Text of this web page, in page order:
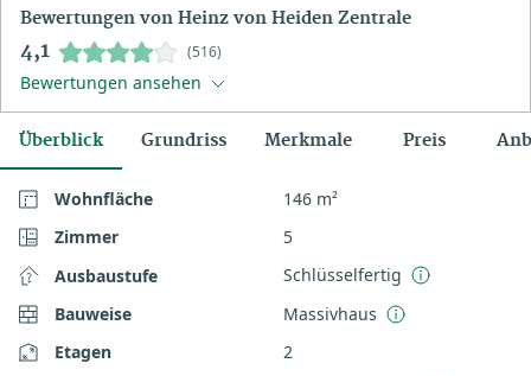
Bewertungen von Heinz von Heiden Zentrale
4,1 (516)
Bewertungen ansehen
Überblick Grundriss Merkmale Preis
Wohnfläche
146 m²
Zimmer
5
Ausbaustufe
Schlüsselfertig
Bauweise
Massivhaus
Etagen
2